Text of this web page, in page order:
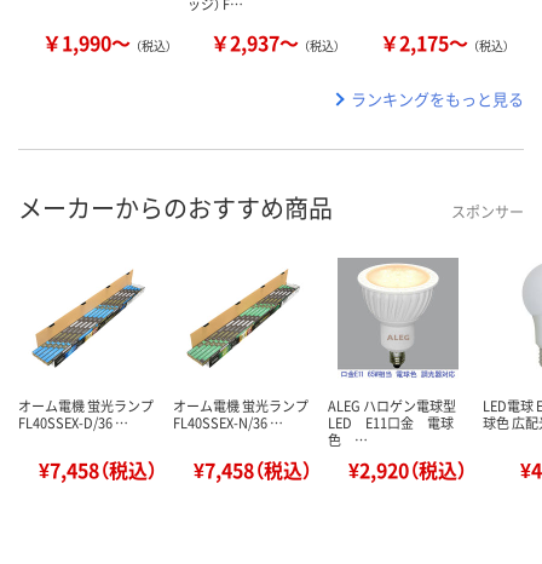
￥1,990～ （税込） ￥2,937～ （税込） ￥2,175～ （税込）
ランキングをもっと見る
メーカーからのおすすめ商品 スポンサー
オーム電機 蛍光ランプ
FL40SSEX-D/36 …
¥7,458（税込）
オーム電機 蛍光ランプ
FL40SSEX-N/36 …
¥7,458（税込）
ALEG ハロゲン電球型
LED E11口金 電球
色 …
¥2,920（税込）
LED電球
球色 広